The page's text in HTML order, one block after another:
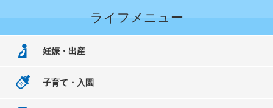
ライフメニュー
妊娠・出産
子育て・入園